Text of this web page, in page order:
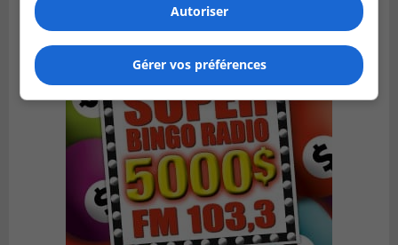
Autoriser
Gérer vos préférences